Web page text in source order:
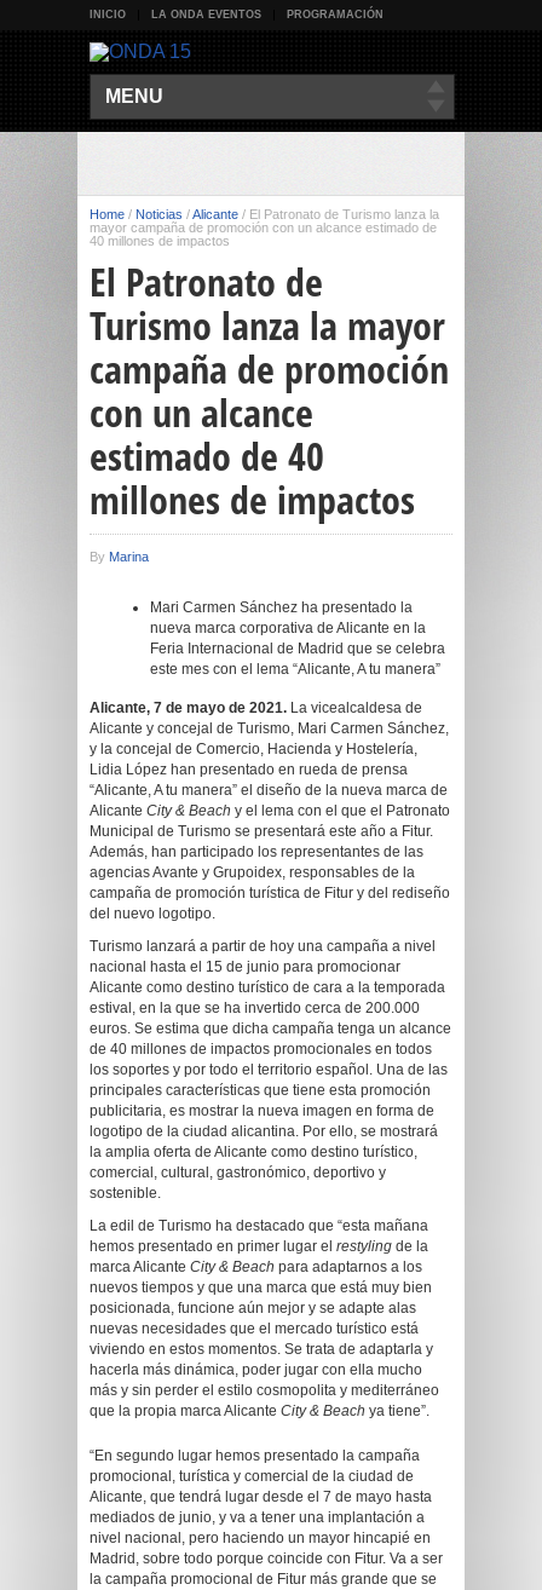
INICIO LA ONDA EVENTOS PROGRAMACIÓN
MENU
Home / Noticias /Alicante / El Patronato de Turismo lanza la
mayor campaña de promoción con un alcance estimado de
40 millones de impactos
El Patronato de
Turismo lanza la mayor
campaña de promoción
con un alcance
estimado de 40
millones de impactos
By Marina
Mari Carmen Sánchez ha presentado la
nueva marca corporativa de Alicante en la
Feria Internacional de Madrid que se celebra
este mes con el lema “Alicante, A tu manera”
Alicante, 7 de mayo de 2021. La vicealcaldesa de
Alicante y concejal de Turismo, Mari Carmen Sánchez,
y la concejal de Comercio, Hacienda y Hostelería,
Lidia López han presentado en rueda de prensa
“Alicante, A tu manera” el diseño de la nueva marca de
Alicante City & Beach y el lema con el que el Patronato
Municipal de Turismo se presentará este año a Fitur.
Además, han participado los representantes de las
agencias Avante y Grupoidex, responsables de la
campaña de promoción turística de Fitur y del rediseño
del nuevo logotipo.
Turismo lanzará a partir de hoy una campaña a nivel
nacional hasta el 15 de junio para promocionar
Alicante como destino turístico de cara a la temporada
estival, en la que se ha invertido cerca de 200.000
euros. Se estima que dicha campaña tenga un alcance
de 40 millones de impactos promocionales en todos
los soportes y por todo el territorio español. Una de las
principales características que tiene esta promoción
publicitaria, es mostrar la nueva imagen en forma de
logotipo de la ciudad alicantina. Por ello, se mostrará
la amplia oferta de Alicante como destino turístico,
comercial, cultural, gastronómico, deportivo y
sostenible.
La edil de Turismo ha destacado que “esta mañana
hemos presentado en primer lugar el restyling de la
marca Alicante City & Beach para adaptarnos a los
nuevos tiempos y que una marca que está muy bien
posicionada, funcione aún mejor y se adapte alas
nuevas necesidades que el mercado turístico está
viviendo en estos momentos. Se trata de adaptarla y
hacerla más dinámica, poder jugar con ella mucho
más y sin perder el estilo cosmopolita y mediterráneo
que la propia marca Alicante City & Beach ya tiene”.
“En segundo lugar hemos presentado la campaña
promocional, turística y comercial de la ciudad de
Alicante, que tendrá lugar desde el 7 de mayo hasta
mediados de junio, y va a tener una implantación a
nivel nacional, pero haciendo un mayor hincapié en
Madrid, sobre todo porque coincide con Fitur. Va a ser
la campaña promocional de Fitur más grande que se